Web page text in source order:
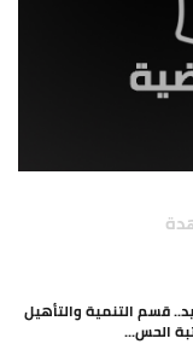
مستفيد.. قسم التنمية والتأهيل
الحس...